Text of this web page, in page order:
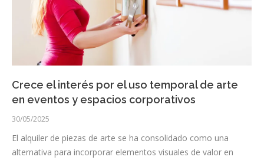
Crece el interés por el uso temporal de arte
en eventos y espacios corporativos
30/05/2025
El alquiler de piezas de arte se ha consolidado como una
alternativa para incorporar elementos visuales de valor en